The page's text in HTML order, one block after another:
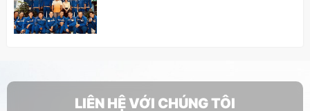
LIÊN HỆ VỚI CHÚNG TÔI